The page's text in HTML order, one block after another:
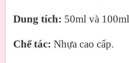
Dung tích: 50ml và 100ml
Chế tác: Nhựa cao cấp.